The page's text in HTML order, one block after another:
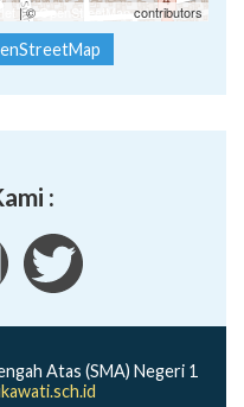
| ©OpenStreetMap contributors
:
Atas (SMA) Negeri 1